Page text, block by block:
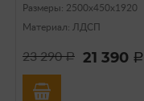
Размеры: 2500х450х1920
Материал: ЛДСП
23 290a 21 390 a